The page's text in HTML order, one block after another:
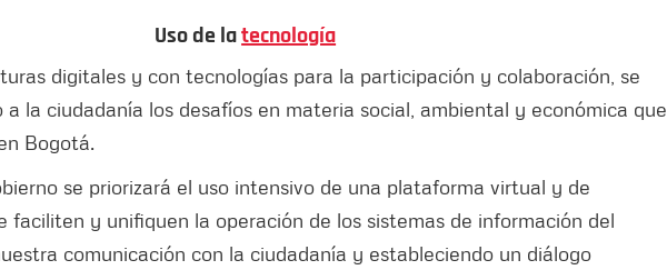
Uso de latecnología
digitales y con tecnologías para la participación y colaboración, se
a la ciudadanía los desafíos en materia social, ambiental y económica que
Bogotá.
se priorizará el uso intensivo de una plataforma virtual y de
faciliten y unifiquen la operación de los sistemas de información del
comunicación con la ciudadanía y estableciendo un diálogo